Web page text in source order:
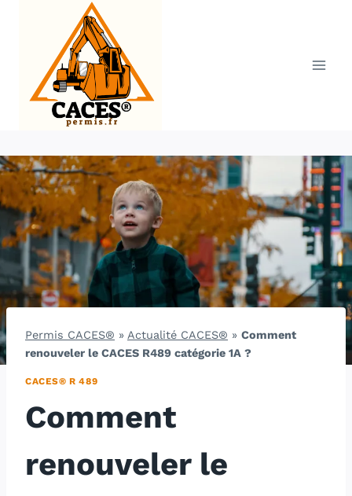
Permis CACES® » Actualité CACES® » Comment
renouveler le CACES R489 catégorie 1A ?
CACES® R 489
Comment
renouveler le